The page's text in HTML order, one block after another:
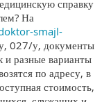
справку
На
smajl-
027/у, документы
разные варианты
по адресу, в
стоимость,